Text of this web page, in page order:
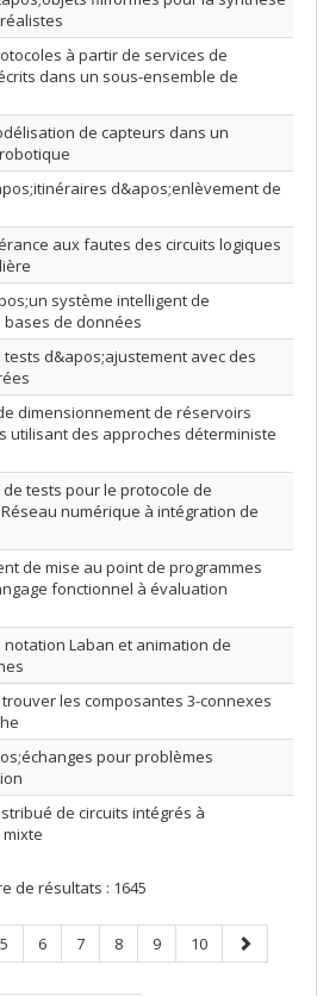
à partir de services de
dans un sous-ensemble de
de capteurs dans un
d&apos;enlèvement de
aux fautes des circuits logiques
système intelligent de
de données
tests d&apos;ajustement avec des
dimensionnement de réservoirs
utilisant des approches déterministe
tests pour le protocole de
numérique à intégration de
de mise au point de programmes
fonctionnel à évaluation
Laban et animation de
les composantes 3-connexes
pour problèmes
de circuits intégrés à
de résultats : 1645
Page
5 Page
6 Page
7 Page
8 Page
9 Page
10
Page
suivante